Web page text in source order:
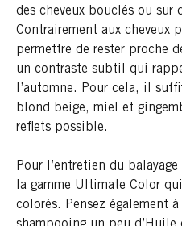
des cheveux bouclés ou sur
Contrairement aux cheveux
permettre de rester proche
un contraste subtil qui
l’automne. Pour cela, il
blond beige, miel et
reflets possible.
Pour l’entretien du
la gamme Ultimate Color
colorés. Pensez également